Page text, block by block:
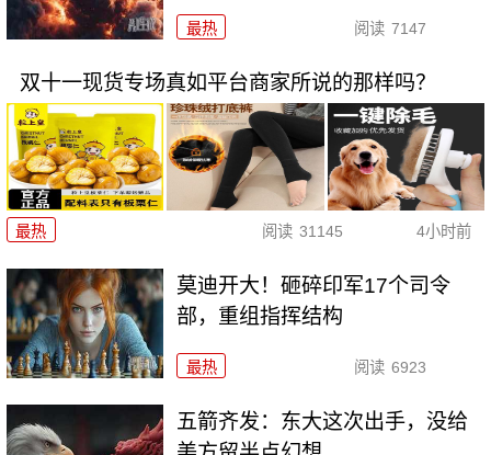
最热 阅读 7147
双十一现货专场真如平台商家所说的那样吗？
最热 阅读 31145 4小时前
莫迪开大！砸碎印军17个司令
部，重组指挥结构
最热 阅读 6923
五箭齐发：东大这次出手，没给